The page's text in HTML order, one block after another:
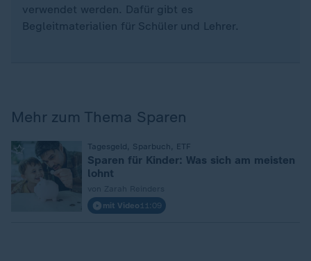
verwendet werden. Dafür gibt es
Begleitmaterialien für Schüler und Lehrer.
Mehr zum Thema Sparen
Tagesgeld, Sparbuch, ETF
:
Sparen für Kinder: Was sich am meisten
lohnt
mit Video 11:09